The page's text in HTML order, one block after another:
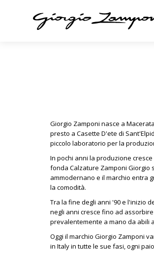
Giorgio Zamponi nasce a
presto a Casette D'ete di
piccolo laboratorio per la
In pochi anni la produzione
fonda Calzature Zamponi Giorgio
ammodernano e il marchio entra
la comodità.
Tra la fine degli anni '90 e l'inizio
negli anni cresce fino ad
prevalentemente a mano da abili
Oggi il marchio Giorgio Zamponi
in Italy in tutte le sue fasi, ogni